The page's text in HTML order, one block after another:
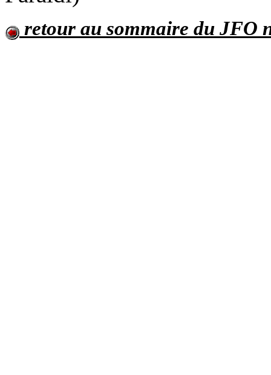
retour au sommaire du JFO